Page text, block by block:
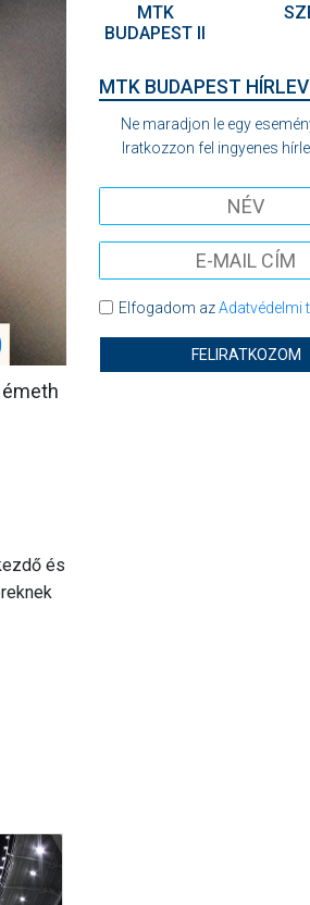
és
MTK
BUDAPEST II
MTK BUDAPEST
Ne maradjon le egy
Iratkozzon fel ingyenes
Elfogadom azAdatvédelmi
FELIRATKOZOM